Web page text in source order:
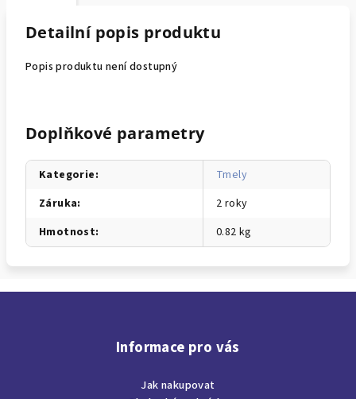
Detailní popis produktu
Popis produktu není dostupný
Doplňkové parametry
Kategorie:
Tmely
Záruka:
2 roky
Hmotnost: 0.82 kg
Informace pro vás
Jak nakupovat